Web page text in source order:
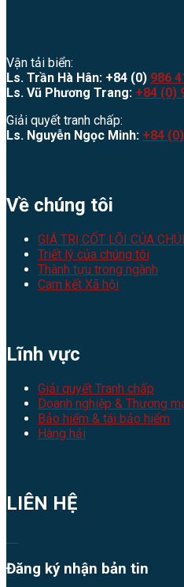
Vận tải biển:
Ls. Trần Hà Hân: +84 (0) 986
Ls. Vũ Phương Trang: +84 (0)
Giải quyết tranh chấp:
Ls. Nguyễn Ngọc Minh: +84
Về chúng tôi
GIÁ TRỊ CỐT LÕI CỦA
Triết lý của chúng tôi
Thành tựu trong ngành
Cam kết Xã hội
Lĩnh vực
Giải quyết Tranh chấp
Doanh nghiệp & Thương
Bảo hiểm & tái bảo hiểm
Hàng hải
LIÊN HỆ
Đăng ký nhận bản tin